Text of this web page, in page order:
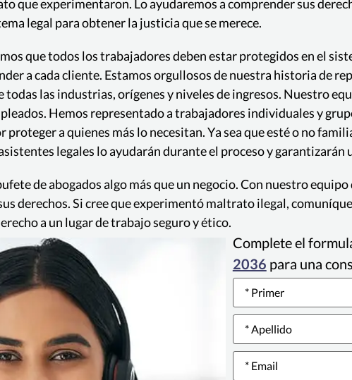
que experimentaron. Lo ayudaremos a comprender sus
legal para obtener la justicia que se merece.
que todos los trabajadores deben estar protegidos en el
a cada cliente. Estamos orgullosos de nuestra historia de
las industrias, orígenes y niveles de ingresos. Nuestro
Hemos representado a trabajadores individuales y
a quienes más lo necesitan. Ya sea que esté o no
legales lo ayudarán durante el proceso y
de abogados algo más que un negocio. Con nuestro
derechos. Si cree que experimentó maltrato ilegal,
a un lugar de trabajo seguro y ético.
Complete el
2036 para una
Name*
Email